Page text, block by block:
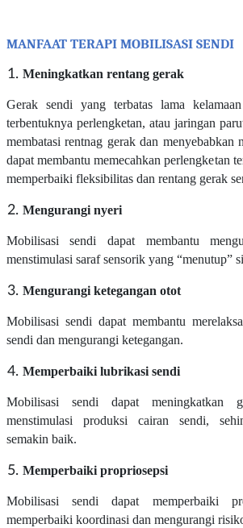
MANFAAT TERAPI MOBILISASI SENDI
Meningkatkan rentang gerak
Gerak sendi yang terbatas lama
terbentuknya perlengketan, atau jaringan
membatasi rentnag gerak dan menyebabkan
dapat membantu memecahkan perlengketan
memperbaiki fleksibilitas dan rentang gerak
Mengurangi nyeri
Mobilisasi sendi dapat membantu
menstimulasi saraf sensorik yang “menutup”
Mengurangi ketegangan otot
Mobilisasi sendi dapat membantu
sendi dan mengurangi ketegangan.
Memperbaiki lubrikasi sendi
Mobilisasi sendi dapat meningkatkan
menstimulasi produksi cairan sendi,
semakin baik.
Memperbaiki propriosepsi
Mobilisasi sendi dapat memperbaiki
memperbaiki koordinasi dan mengurangi